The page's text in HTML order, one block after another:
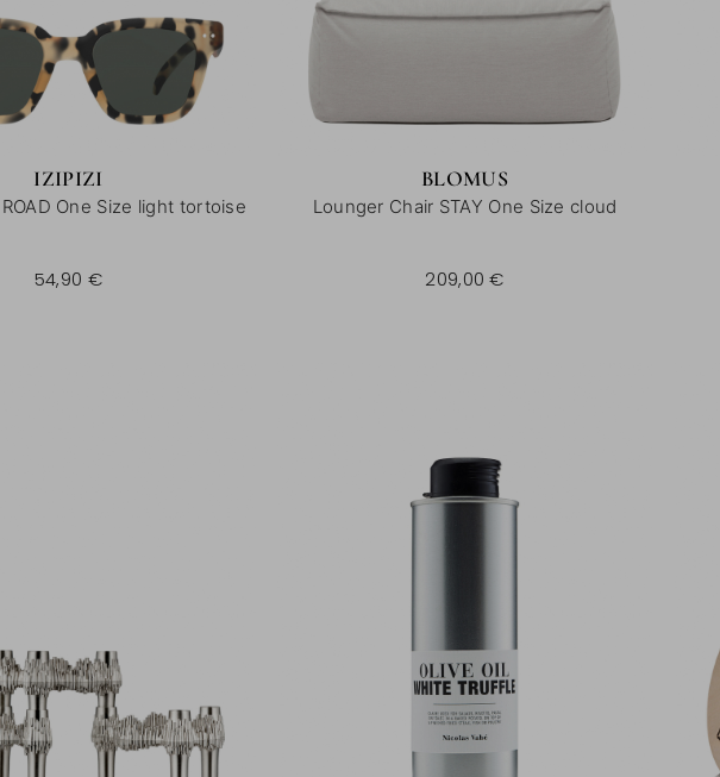
IZIPIZI
One Size light tortoise
54,90 €
BLOMUS
Lounger Chair STAY One Size cloud
209,00 €